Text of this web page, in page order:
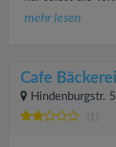
mehr lesen
Cafe
Hindenburgstr.
(1)